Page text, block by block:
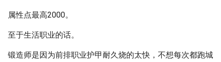
属性点最高2000。
至于生活职业的话。
锻造师是因为前排职业护甲耐久烧的太快，不想每次都跑城